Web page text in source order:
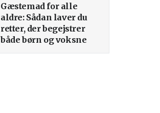
Gæstemad for alle
aldre: Sådan laver du
retter, der begejstrer
både børn og voksne